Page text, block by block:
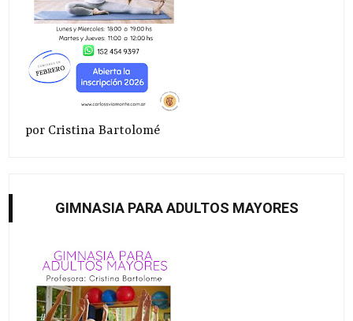
por Cristina Bartolomé
GIMNASIA PARA ADULTOS MAYORES